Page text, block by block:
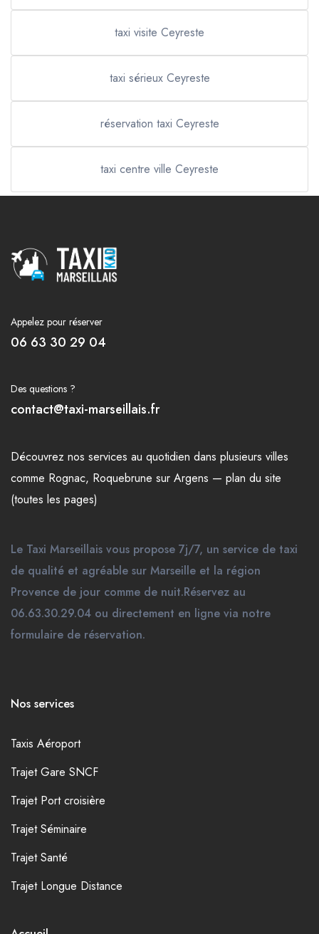
taxi visite Ceyreste
taxi sérieux Ceyreste
réservation taxi Ceyreste
taxi centre ville Ceyreste
Appelez pour réserver
06 63 30 29 04
Des questions ?
contact@taxi-marseillais.fr
Découvrez nos services au quotidien dans plusieurs villes
comme Rognac, Roquebrune sur Argens — plan du site
(toutes les pages)
Le Taxi Marseillais vous propose 7j/7, un service de taxi
de qualité et agréable sur Marseille et la région
Provence de jour comme de nuit.Réservez au
06.63.30.29.04 ou directement en ligne via notre
formulaire de réservation.
Nos services
Taxis Aéroport
Trajet Gare SNCF
Trajet Port croisière
Trajet Séminaire
Trajet Santé
Trajet Longue Distance